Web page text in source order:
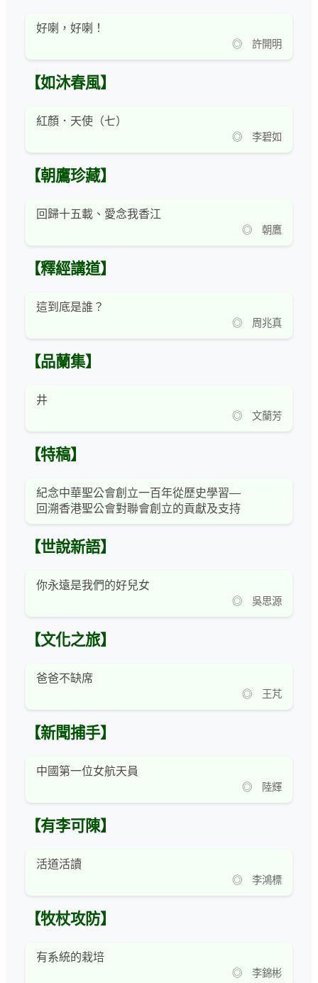
好喇，好喇！
◎ 許開明
【如沐春風】
紅顏．天使（七）
◎ 李碧如
【朝鷹珍藏】
回歸十五載、愛念我香江
◎ 朝鷹
【釋經講道】
這到底是誰？
◎ 周兆真
【品蘭集】
井
◎ 文蘭芳
【特稿】
紀念中華聖公會創立一百年從歷史學習—
回溯香港聖公會對聯會創立的貢獻及支持
【世說新語】
你永遠是我們的好兒女
◎ 吳思源
【文化之旅】
爸爸不缺席
◎ 王芃
【新聞捕手】
中國第一位女航天員
◎ 陸輝
【有李可陳】
活道活讀
◎ 李鴻標
【牧杖攻防】
有系統的栽培
◎ 李錦彬